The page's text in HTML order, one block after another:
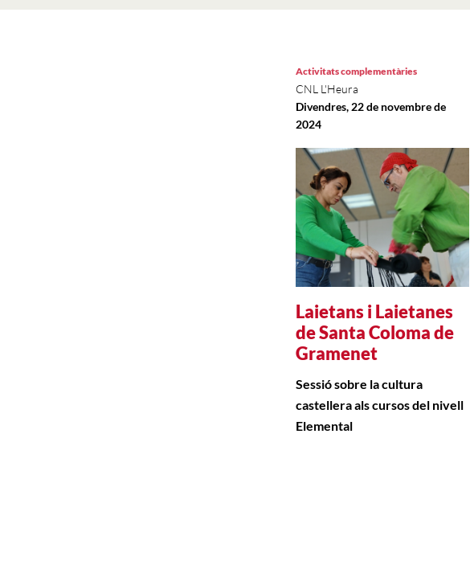
Laietans i Laietanes
de Santa Coloma de
Gramenet
Activitats complementàries
CNL L'Heura
Divendres, 22 de novembre de
2024
Sessió sobre la cultura
castellera als cursos del nivell
Elemental